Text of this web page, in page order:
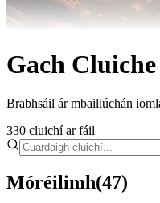
Gach Cluiche
Brabhsáil ár mbailiúchán
330 cluichí ar fáil
Móréilimh(47)